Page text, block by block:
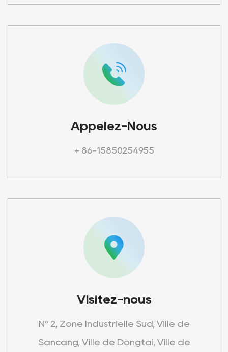
Appelez-Nous
+ 86-15850254955
Visitez-nous
N° 2, Zone Industrielle Sud, Ville de
Sancang, Ville de Dongtai, Ville de